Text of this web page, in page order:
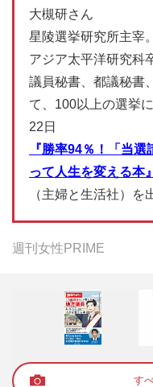
大槻研さん
星陵選挙研究所主宰
アジア太平洋研究科
議員秘書、都議秘書
て、100以上の選挙
22日
『勝率94％！「当
って人生を変える本』
（主婦と生活社）を
週刊女性PRIME
す